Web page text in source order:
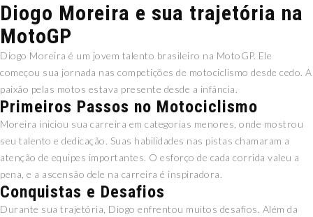
Diogo Moreira e sua trajetória na
MotoGP
Diogo Moreira é um jovem talento brasileiro na MotoGP. Ele
começou sua jornada nas competições de motociclismo desde cedo. A
paixão pelas motos estava presente desde a infância.
Primeiros Passos no Motociclismo
Moreira iniciou sua carreira em categorias menores, onde mostrou
seu talento e dedicação. Suas habilidades nas pistas chamaram a
atenção de equipes importantes. O esforço de cada corrida valeu a
pena, e a ascensão dele na carreira é inspiradora.
Conquistas e Desafios
Durante sua trajetória, Diogo enfrentou muitos desafios. Além da